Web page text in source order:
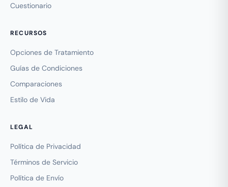
Cuestionario
RECURSOS
Opciones de Tratamiento
Guías de Condiciones
Comparaciones
Estilo de Vida
LEGAL
Política de Privacidad
Términos de Servicio
Política de Envío